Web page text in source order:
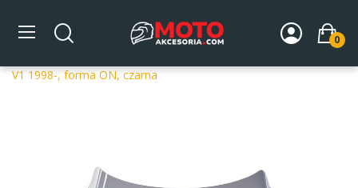
0
Strona główna DLA MOTOCYKLA Szyby
Szyby
V1 1998-, forma ON, czarna